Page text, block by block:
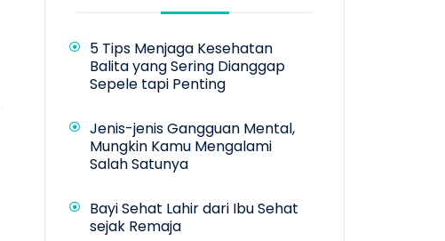
5 Tips Menjaga Kesehatan
Balita yang Sering Dianggap
Sepele tapi Penting
Jenis-jenis Gangguan Mental,
Mungkin Kamu Mengalami
Salah Satunya
Bayi Sehat Lahir dari Ibu Sehat
sejak Remaja